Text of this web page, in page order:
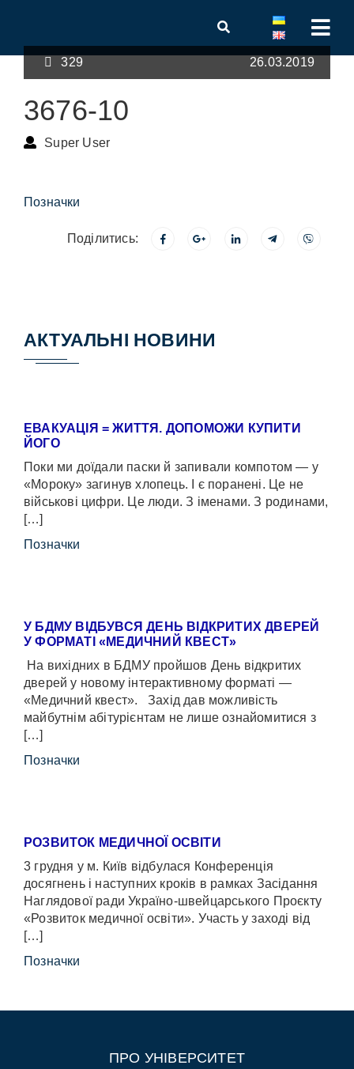
329 26.03.2019
3676-10
Super User
Позначки
Поділитись:
АКТУАЛЬНІ НОВИНИ
ЕВАКУАЦІЯ = ЖИТТЯ. ДОПОМОЖИ КУПИТИ
ЙОГО
Поки ми доїдали паски й запивали компотом — у
«Мороку» загинув хлопець. І є поранені. Це не
військові цифри. Це люди. З іменами. З родинами,
[…]
Позначки
У БДМУ ВІДБУВСЯ ДЕНЬ ВІДКРИТИХ ДВЕРЕЙ
У ФОРМАТІ «МЕДИЧНИЙ КВЕСТ»
На вихідних в БДМУ пройшов День відкритих
дверей у новому інтерактивному форматі —
«Медичний квест». Захід дав можливість
майбутнім абітурієнтам не лише ознайомитися з
[…]
Позначки
РОЗВИТОК МЕДИЧНОЇ ОСВІТИ
3 грудня у м. Київ відбулася Конференція
досягнень і наступних кроків в рамках Засідання
Наглядової ради Україно-швейцарського Проєкту
«Розвиток медичної освіти». Участь у заході від
[…]
Позначки
ПРО УНІВЕРСИТЕТ